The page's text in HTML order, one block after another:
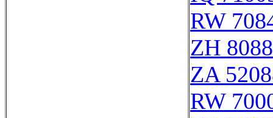
RW
ZH 8088
ZA
RW